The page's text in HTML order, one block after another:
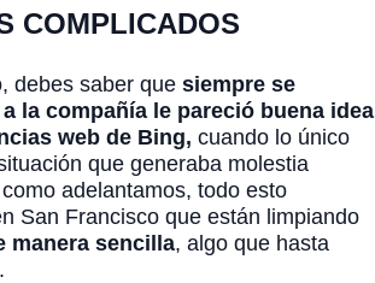
COMPLICADOS
debes saber que siempre se
a la compañía le pareció buena idea
web de Bing, cuando lo único
que generaba molestia
adelantamos, todo esto
San Francisco que están limpiando
manera sencilla, algo que hasta